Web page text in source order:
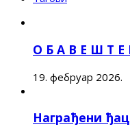
О Б А В Е Ш Т Е
19. фебруар 2026.
Награђени